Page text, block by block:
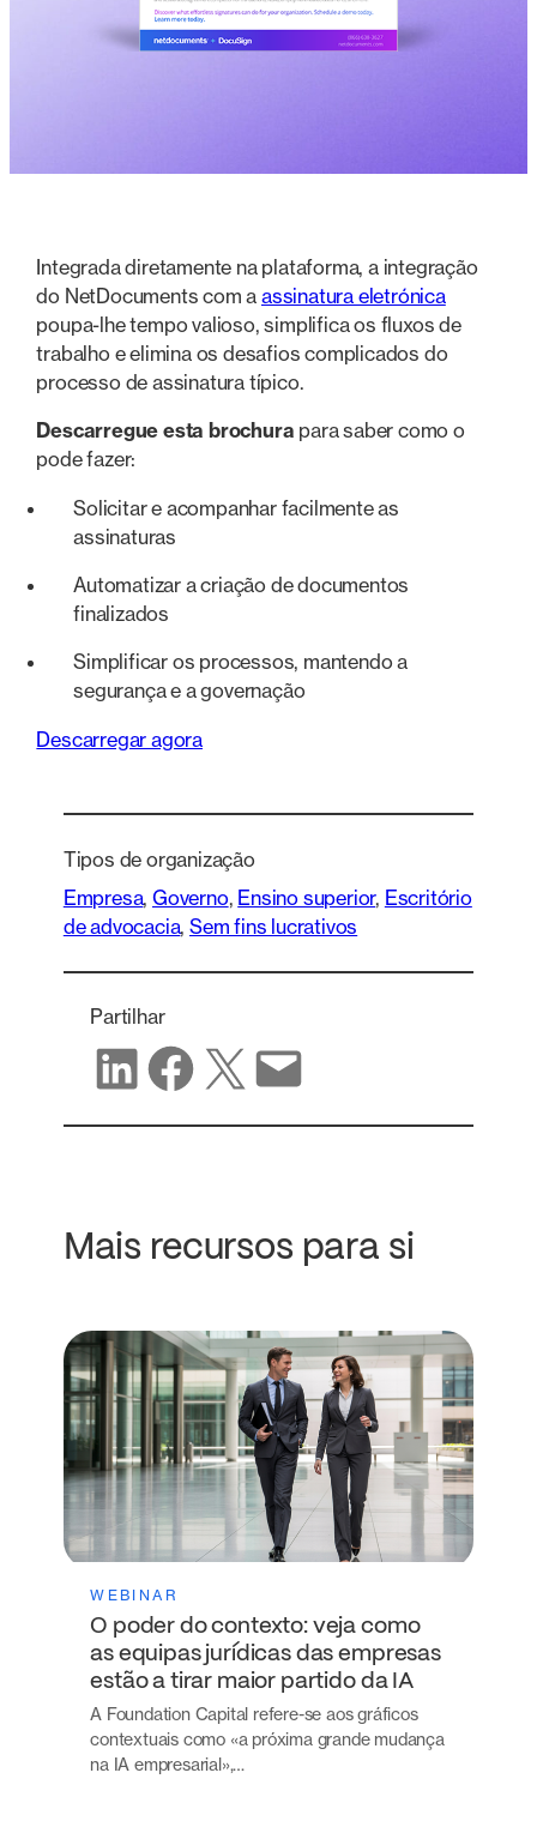
Integrada diretamente na plataforma, a integração
do NetDocuments com a assinatura eletrónica
poupa-lhe tempo valioso, simplifica os fluxos de
trabalho e elimina os desafios complicados do
processo de assinatura típico.
Descarregue esta brochura para saber como o
pode fazer:
Solicitar e acompanhar facilmente as
assinaturas
Automatizar a criação de documentos
finalizados
Simplificar os processos, mantendo a
segurança e a governação
Descarregar agora
Tipos de organização
Empresa, Governo, Ensino superior, Escritório
de advocacia, Sem fins lucrativos
Partilhar
Partilhar no LinkedIn
Partilhar no Facebook
Partilhar no X Partilhar por correio eletrónico
Mais recursos para si
WEBINAR
O poder do contexto: veja como
as equipas jurídicas das empresas
estão a tirar maior partido da IA
A Foundation Capital refere-se aos gráficos
contextuais como «a próxima grande mudança
na IA empresarial»,…